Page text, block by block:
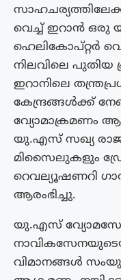
വെച്ച് ഇറാൻ ഒരു
ഹെലികോപ്റ്റർ
നിലവിലെ പുതിയ
ഇറാനിലെ
കേന്ദ്രങ്ങൾക്ക്
വ്യോമാക്രമണം
യു.എസ് സഖ്യ
മിസൈലുകളും
റെവല്യൂഷണറി
ആരംഭിച്ചു.
യു.എസ്
വിമാനങ്ങൾ